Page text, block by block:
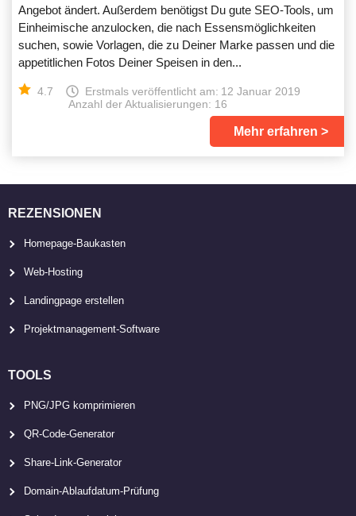
Angebot ändert. Außerdem benötigst Du gute SEO-Tools, um
Einheimische anzulocken, die nach Essensmöglichkeiten
suchen, sowie Vorlagen, die zu Deiner Marke passen und die
appetitlichen Fotos Deiner Speisen in den...
4.7 Erstmals veröffentlicht am: 12 Januar 2019
Anzahl der Aktualisierungen: 16
Mehr erfahren
REZENSIONEN
Homepage-Baukasten
Web-Hosting
Landingpage erstellen
Projektmanagement-Software
TOOLS
PNG/JPG komprimieren
QR-Code-Generator
Share-Link-Generator
Domain-Ablaufdatum-Prüfung